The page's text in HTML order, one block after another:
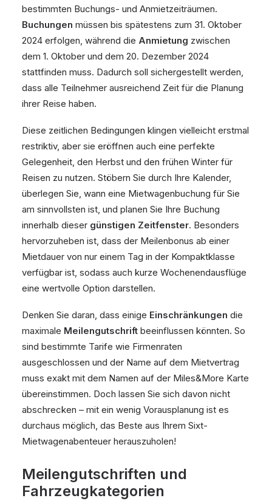
bestimmten Buchungs- und Anmietzeiträumen.
Buchungen müssen bis spätestens zum 31. Oktober
2024 erfolgen, während die Anmietung zwischen
dem 1. Oktober und dem 20. Dezember 2024
stattfinden muss. Dadurch soll sichergestellt werden,
dass alle Teilnehmer ausreichend Zeit für die Planung
ihrer Reise haben.
Diese zeitlichen Bedingungen klingen vielleicht erstmal
restriktiv, aber sie eröffnen auch eine perfekte
Gelegenheit, den Herbst und den frühen Winter für
Reisen zu nutzen. Stöbern Sie durch Ihre Kalender,
überlegen Sie, wann eine Mietwagenbuchung für Sie
am sinnvollsten ist, und planen Sie Ihre Buchung
innerhalb dieser günstigen Zeitfenster. Besonders
hervorzuheben ist, dass der Meilenbonus ab einer
Mietdauer von nur einem Tag in der Kompaktklasse
verfügbar ist, sodass auch kurze Wochenendausflüge
eine wertvolle Option darstellen.
Denken Sie daran, dass einige Einschränkungen die
maximale Meilengutschrift beeinflussen könnten. So
sind bestimmte Tarife wie Firmenraten
ausgeschlossen und der Name auf dem Mietvertrag
muss exakt mit dem Namen auf der Miles&More Karte
übereinstimmen. Doch lassen Sie sich davon nicht
abschrecken – mit ein wenig Vorausplanung ist es
durchaus möglich, das Beste aus Ihrem Sixt-
Mietwagenabenteuer herauszuholen!
Meilengutschriften und
Fahrzeugkategorien